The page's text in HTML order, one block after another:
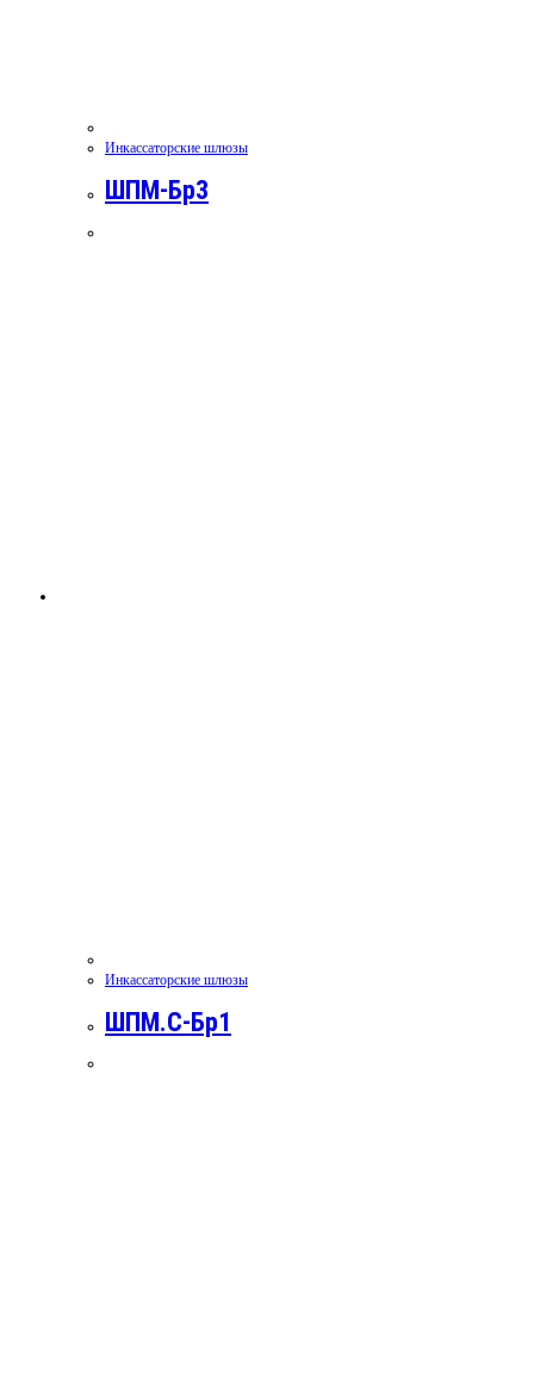
Инкассаторские шлюзы
ШПМ-Бр3
Инкассаторские шлюзы
ШПМ.С-Бр1